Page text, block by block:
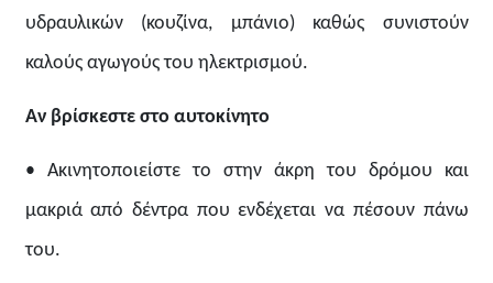
υδραυλικών (κουζίνα, μπάνιο) καθώς συνιστούν
καλούς αγωγούς του ηλεκτρισμού.
Αν βρίσκεστε στο αυτοκίνητο
• Ακινητοποιείστε το στην άκρη του δρόμου και
μακριά από δέντρα που ενδέχεται να πέσουν πάνω
του.